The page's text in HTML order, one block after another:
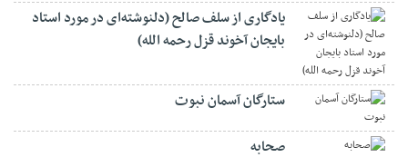
یادگاری از سلف صالح (دلنوشته‌ای در مورد استاد
بایجان آخوند قزل رحمه الله)
ستارگان آسمان نبوت
صحابه